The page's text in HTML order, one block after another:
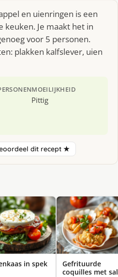
en uienringen is een
keuken. Je maakt het in
voor 5 personen.
plakken kalfslever, uien
MOEILIJKHEID
Pittig
dit recept ★
in spek
Gefrituurde
coquilles met